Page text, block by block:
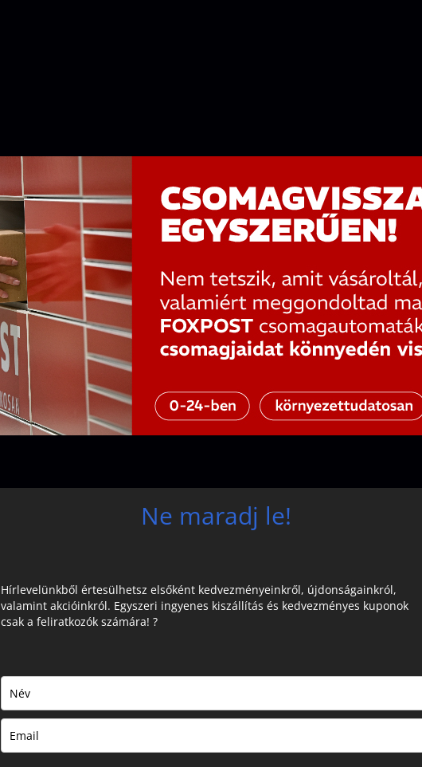
Ne maradj le!
Hírlevelünkből értesülhetsz elsőként kedvezményeinkről, újdonságainkról,
valamint akcióinkról. Egyszeri ingyenes kiszállítás és kedvezményes kuponok
csak a feliratkozók számára! ?